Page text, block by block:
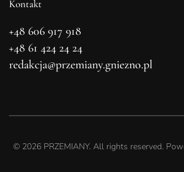
Kontakt
+48 606 917 918
+48 61 424 24 24
redakcja@przemiany.gniezno.pl
© 2026PRZEMIANY. All rights reserved.